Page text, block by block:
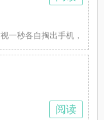
一秒各自掏出手机，几乎
阅读